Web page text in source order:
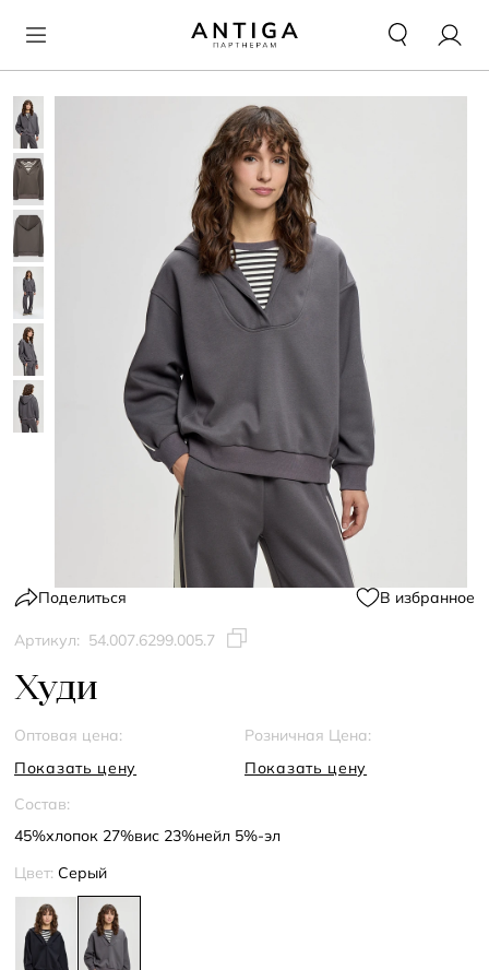
Поделиться В избранное
Артикул: 54.007.6299.005.7
Худи
Оптовая цена:
Показать цену
Розничная Цена:
Показать цену
Состав:
45%хлопок 27%вис 23%нейл 5%-эл
Цвет: Серый